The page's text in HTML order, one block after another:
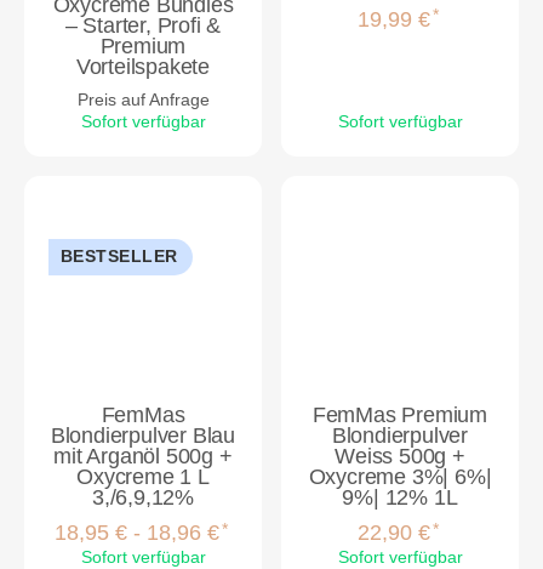
– Starter, Profi &
Premium
Vorteilspakete
Preis auf Anfrage
Sofort verfügbar
19,99 €*
Sofort verfügbar
BESTSELLER
FemMas
Blondierpulver Blau
mit Arganöl 500g +
Oxycreme 1 L
3,/6,9,12%
18,95 € - 18,96 €*
Sofort verfügbar
FemMas Premium
Blondierpulver
Weiss 500g +
Oxycreme 3%| 6%|
9%| 12% 1L
22,90 €*
Sofort verfügbar